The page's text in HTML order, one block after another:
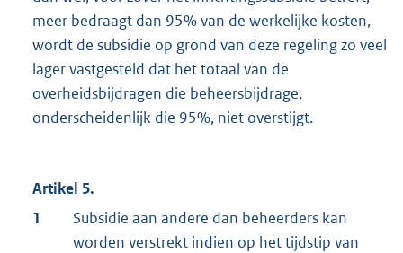
meer bedraagt dan 95% van de werkelijke kosten,
wordt de subsidie op grond van deze regeling zo veel
lager vastgesteld dat het totaal van de
overheidsbijdragen die beheersbijdrage,
onderscheidenlijk die 95%, niet overstijgt.
Artikel 5.
1
Subsidie aan andere dan beheerders kan
worden verstrekt indien op het tijdstip van